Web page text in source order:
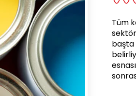
Tüm
başta